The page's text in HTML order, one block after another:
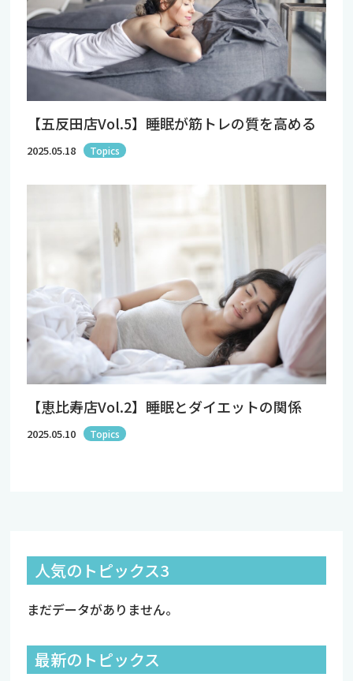
【五反田店Vol.5】睡眠が筋トレの質を高める
2025.05.18 Topics
【恵比寿店Vol.2】睡眠とダイエットの関係
2025.05.10 Topics
人気のトピックス3
まだデータがありません。
最新のトピックス